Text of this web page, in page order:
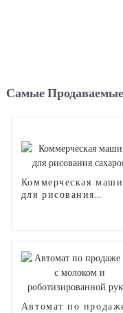
Самые
Коммерческая
для рисования
Автомат по